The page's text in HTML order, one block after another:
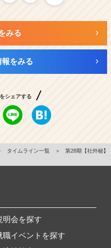
みる
をみる
シェアする
タイムライン一覧 ＞
第28期【社外秘】
明会を探す
職イベントを探す